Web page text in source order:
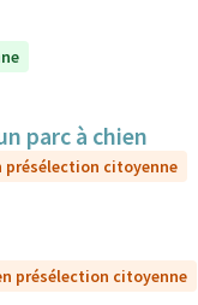
parc à chien
présélection citoyenne
présélection citoyenne